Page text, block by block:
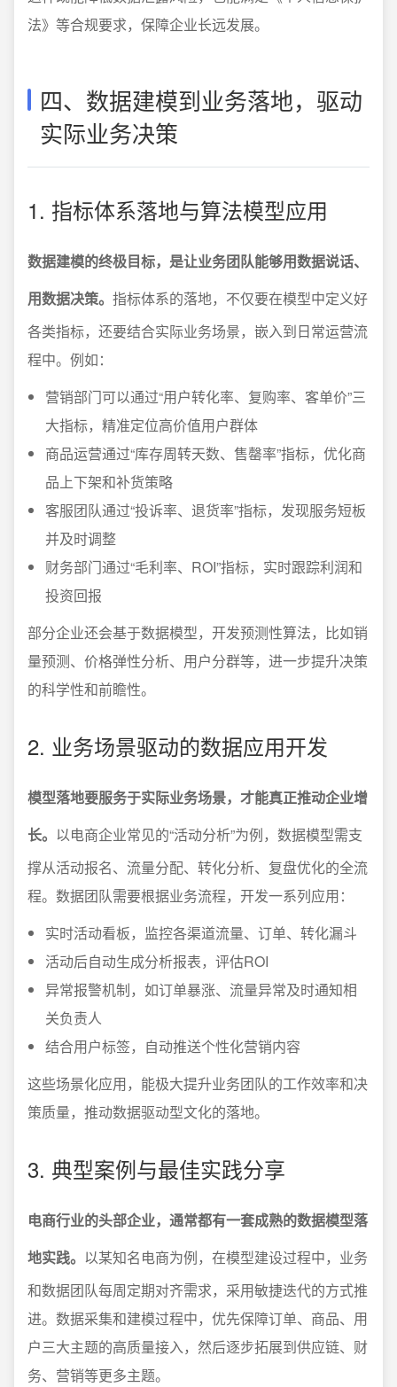
法》等合规要求，保障企业长远发展。
四、数据建模到业务落地，驱动
实际业务决策
1. 指标体系落地与算法模型应用
数据建模的终极目标，是让业务团队能够用数据说话、
用数据决策。 指标体系的落地，不仅要在模型中定义好
各类指标，还要结合实际业务场景，嵌入到日常运营流
程中。例如：
营销部门可以通过“用户转化率、复购率、客单价”三
大指标，精准定位高价值用户群体
商品运营通过“库存周转天数、售罄率”指标，优化商
品上下架和补货策略
客服团队通过“投诉率、退货率”指标，发现服务短板
并及时调整
财务部门通过“毛利率、ROI”指标，实时跟踪利润和
投资回报
部分企业还会基于数据模型，开发预测性算法，比如销
量预测、价格弹性分析、用户分群等，进一步提升决策
的科学性和前瞻性。
2. 业务场景驱动的数据应用开发
模型落地要服务于实际业务场景，才能真正推动企业增
长。 以电商企业常见的“活动分析”为例，数据模型需支
撑从活动报名、流量分配、转化分析、复盘优化的全流
程。数据团队需要根据业务流程，开发一系列应用：
实时活动看板，监控各渠道流量、订单、转化漏斗
活动后自动生成分析报表，评估ROI
异常报警机制，如订单暴涨、流量异常及时通知相
关负责人
结合用户标签，自动推送个性化营销内容
这些场景化应用，能极大提升业务团队的工作效率和决
策质量，推动数据驱动型文化的落地。
3. 典型案例与最佳实践分享
电商行业的头部企业，通常都有一套成熟的数据模型落
地实践。 以某知名电商为例，在模型建设过程中，业务
和数据团队每周定期对齐需求，采用敏捷迭代的方式推
进。数据采集和建模过程中，优先保障订单、商品、用
户三大主题的高质量接入，然后逐步拓展到供应链、财
务、营销等更多主题。